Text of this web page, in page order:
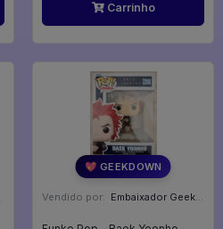
Carrinho
💖 GEEKDOWN
Vendido por: Embaixador Geek - SP